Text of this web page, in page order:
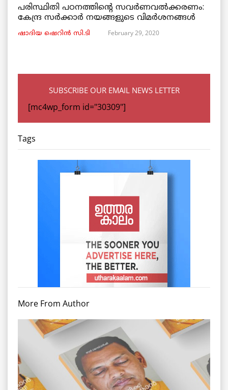
പരിസ്ഥിതി പഠനത്തിൻ്റെ സവർണവൽക്കരണം:
കേന്ദ്ര സർക്കാർ നയങ്ങളുടെ വിമർശനങ്ങൾ
ഷാദിയ ഷെറിൻ സി.ടി February 29, 2020
SUBSCRIBE OUR EMAIL NEWS LETTER
[mc4wp_form id="30309"]
Tags
More From Author